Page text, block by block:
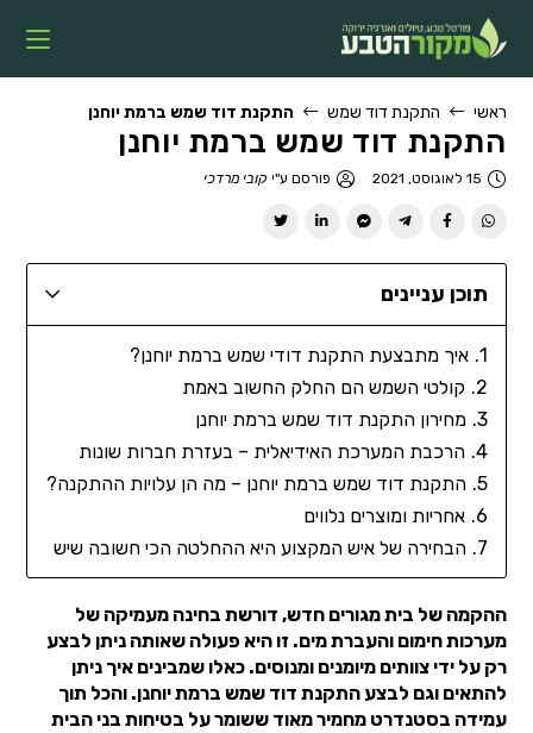
ראשי התקנת דוד שמש התקנת דוד שמש ברמת יוחנן
התקנת דוד שמש ברמת יוחנן
15 לאוגוסט, 2021 פורסם ע"י קובי מרדכי
תוכן עניינים
איך מתבצעת התקנת דודי שמש ברמת יוחנן?
קולטי השמש הם החלק החשוב באמת
מחירון התקנת דוד שמש ברמת יוחנן
הרכבת המערכת האידיאלית – בעזרת חברות שונות
התקנת דוד שמש ברמת יוחנן – מה הן עלויות ההתקנה?
אחריות ומוצרים נלווים
הבחירה של איש המקצוע היא ההחלטה הכי חשובה שיש
ההקמה של בית מגורים חדש, דורשת בחינה מעמיקה של
מערכות חימום והעברת מים. זו היא פעולה שאותה ניתן לבצע
רק על ידי צוותים מיומנים ומנוסים. כאלו שמבינים איך ניתן
להתאים וגם לבצע התקנת דוד שמש ברמת יוחנן. והכל תוך
עמידה בסטנדרט מחמיר מאוד ששומר על בטיחות בני הבית